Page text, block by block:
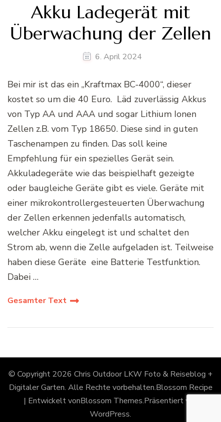
Akku Ladegerät mit
Überwachung der Zellen
6. April 2024
Bei mir ist das ein „Kraftmax BC-4000“, dieser
kostet so um die 40 Euro. Läd zuverlässig Akkus
von Typ AA und AAA und sogar Lithium Ionen
Zellen z.B. vom Typ 18650. Diese sind in guten
Taschenampen zu finden. Das soll keine
Empfehlung für ein spezielles Gerät sein.
Akkuladegeräte wie das beispielhaft gezeigte
oder baugleiche Geräte gibt es viele. Geräte mit
einer mikrokontrollergesteuerten Überwachung
der Zellen erkennen jedenfalls automatisch,
welcher Akku eingelegt ist und schaltet den
Strom ab, wenn die Zelle aufgeladen ist. Teilweise
haben diese Geräte eine Batterie Testfunktion.
Dabei …
Gesamter Text
© Copyright 2026 Chris Outdoor LKW Foto & Reiseblog +
Digitaler Garten. Alle Rechte vorbehalten.Blossom Recipe
| Entwickelt vonBlossom Themes.Präsentiert von
WordPress.